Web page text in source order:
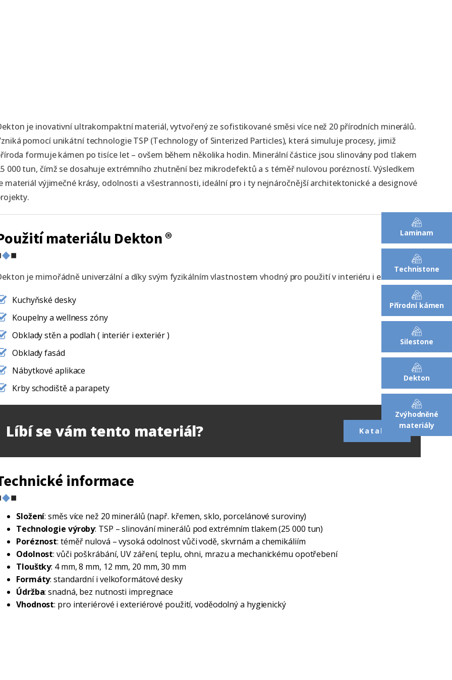
je inovativní ultrakompaktní materiál, vytvořený ze sofistikované směsi více než 20 přírodních minerálů.
pomocí unikátní technologie TSP (Technology of Sinterized Particles), která simuluje procesy, jimiž
formuje kámen po tisíce let – ovšem během několika hodin. Minerální částice jsou slinovány pod tlakem
000 tun, čímž se dosahuje extrémního zhutnění bez mikrodefektů a s téměř nulovou porézností. Výsledkem
materiál výjimečné krásy, odolnosti a všestrannosti, ideální pro i ty nejnáročnější architektonické a designové
materiálu Dekton ®
je mimořádně univerzální a díky svým fyzikálním vlastnostem vhodný pro použití v interiéru i exteriéru:
Kuchyňské desky
Koupelny a wellness zóny
Obklady stěn a podlah ( interiér i exteriér )
Obklady fasád
Nábytkové aplikace
Krby schodiště a parapety
Líbí se vám tento materiál? Katalog
informace
Složení: směs více než 20 minerálů (např. křemen, sklo, porcelánové suroviny)
Technologie výroby: TSP – slinování minerálů pod extrémním tlakem (25 000 tun)
Poréznost: téměř nulová – vysoká odolnost vůči vodě, skvrnám a chemikáliím
Odolnost: vůči poškrábání, UV záření, teplu, ohni, mrazu a mechanickému opotřebení
Tloušťky: 4 mm, 8 mm, 12 mm, 20 mm, 30 mm
Formáty: standardní i velkoformátové desky
Údržba: snadná, bez nutnosti impregnace
Vhodnost: pro interiérové i exteriérové použití, voděodolný a hygienický
Laminam
Technistone
Přírodní kámen
Silestone
Dekton
Zvýhodněné
materiály